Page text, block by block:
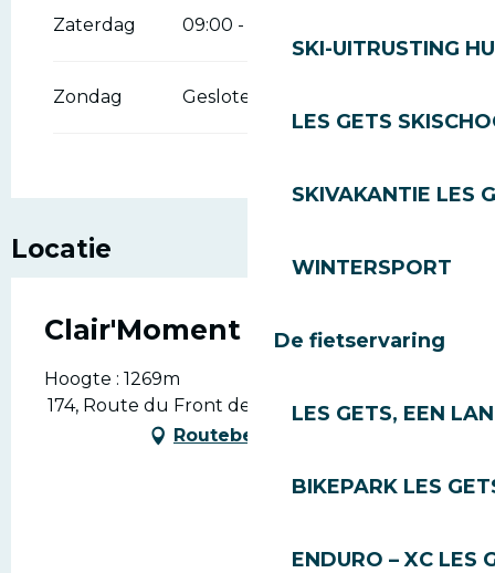
SKI-UITRUSTING
LES GETS
SKIVAKANTIE LES
WINTERSPORT
De fietservaring
LES GETS, EEN
BIKEPARK LES
ENDURO – XC LES
Zaterdag 09:00 - 19:00
Zondag Gesloten
Locatie
Clair'Moment
Hoogte : 1269m
174, Route du Front de Neige, 74260 Les Gets
Routebeschrijving